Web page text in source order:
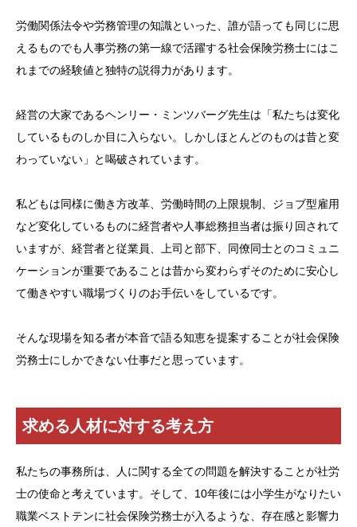
労働関係法令や労務管理の知識といった、誰が語っても同じに思
えるものでも人事労務の第一線で活躍する社会保険労務士にはこ
れまでの経験値と独特の説得力があります。
経営の大家であるヘンリー・ミンツバーグ先生は「私たちは変化
しているものしか目に入らない。しかしほとんどのものは昔と変
わっていない」と喝破されています。
私どもは同様に働き方改革、労働時間の上限規制、ジョブ型雇用
など変化しているものに経営者や人事総務担当者は振り回されて
いますが、経営者と従業員、上司と部下、同僚同士とのコミュニ
ケーションが重要であることは昔から変わらずそのために安心し
て働きやすい職場づくりのお手伝いをしているです。
そんな現場を知る者が本音で語る知恵を提案することが社会保険
労務士にしかできない仕事だと思っています。
求める人材に対する考え方
私たちの事務所は、人に関する全ての問題を解決することが社労
士の使命と考えています。そして、10年後には小学生がなりたい
職業ベストテンに社会保険労務士が入るような、存在感と影響力